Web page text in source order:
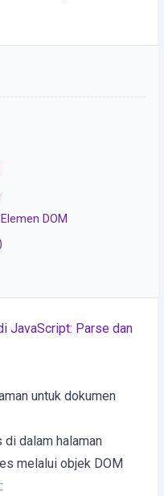
DOM
JavaScript: Parse dan
untuk dokumen
dalam halaman
melalui objek DOM